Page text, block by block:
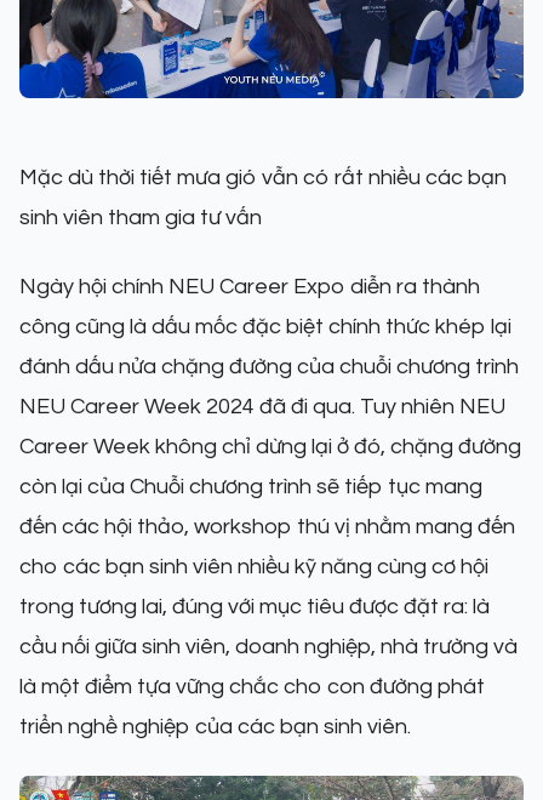
Mặc dù thời tiết mưa gió vẫn có rất nhiều các bạn
sinh viên tham gia tư vấn
Ngày hội chính NEU Career Expo diễn ra thành
công cũng là dấu mốc đặc biệt chính thức khép lại
đánh dấu nửa chặng đường của chuỗi chương trình
NEU Career Week 2024 đã đi qua. Tuy nhiên NEU
Career Week không chỉ dừng lại ở đó, chặng đường
còn lại của Chuỗi chương trình sẽ tiếp tục mang
đến các hội thảo, workshop thú vị nhằm mang đến
cho các bạn sinh viên nhiều kỹ năng cùng cơ hội
trong tương lai, đúng với mục tiêu được đặt ra: là
cầu nối giữa sinh viên, doanh nghiệp, nhà trường và
là một điểm tựa vững chắc cho con đường phát
triển nghề nghiệp của các bạn sinh viên.